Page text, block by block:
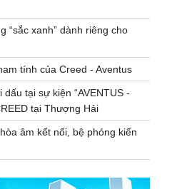
“sắc xanh” dành riêng cho
tính của Creed - Aventus
tại sự kiện “AVENTUS -
tại Thượng Hải
âm kết nối, bệ phóng kiến